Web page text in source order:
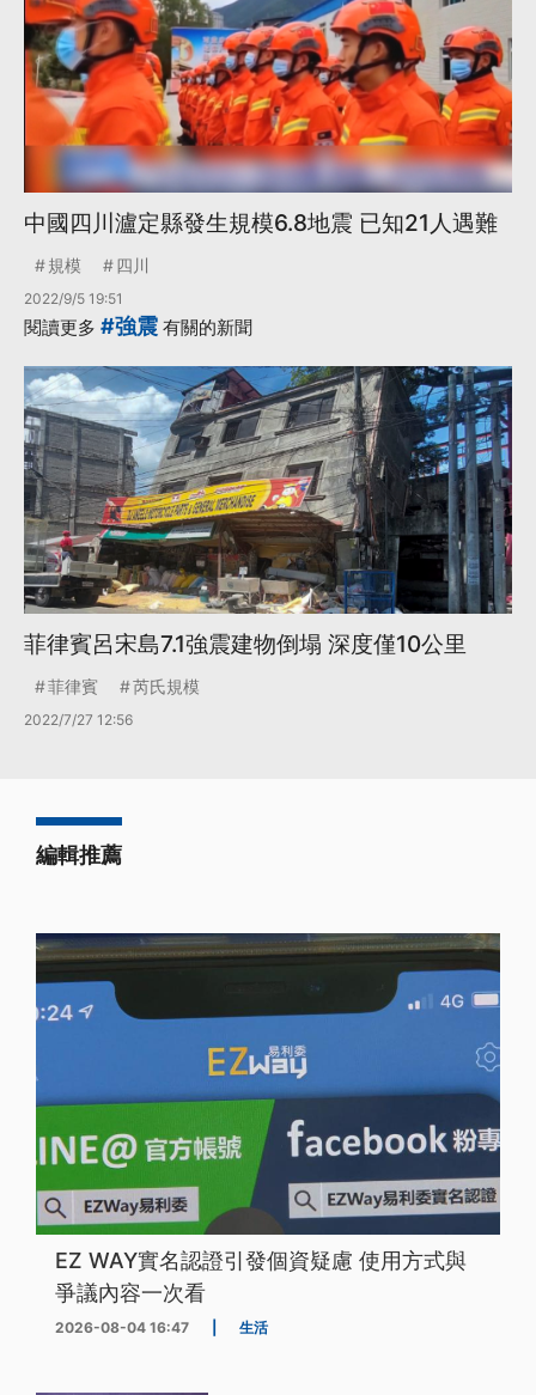
中國四川瀘定縣發生規模6.8地震 已知21人遇難
規模 四川
2022/9/5 19:51
閱讀更多 #強震 有關的新聞
菲律賓呂宋島7.1強震建物倒塌 深度僅10公里
菲律賓 芮氏規模
2022/7/27 12:56
編輯推薦
EZ WAY實名認證引發個資疑慮 使用方式與
爭議內容一次看
2026-08-04 16:47 生活